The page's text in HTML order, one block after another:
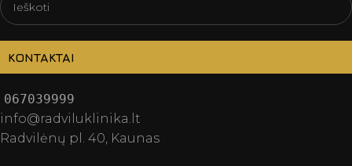
KONTAKTAI
067039999
info@radviluklinika.lt
Radvilėnų pl. 40, Kaunas